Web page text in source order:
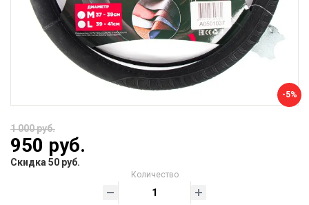
-5%
1 000 руб.
950 руб.
Скидка 50 руб.
Количество